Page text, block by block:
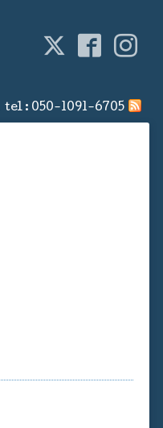
tel : 050-1091-6705